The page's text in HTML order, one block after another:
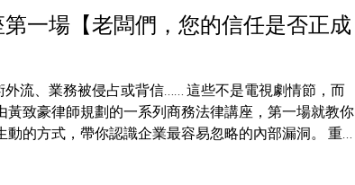
一場【老闆們，您的信任是否正成
流、業務被侵占或背信…… 這些不是電視劇情節，而
黃致豪律師規劃的一系列商務法律講座，第一場就教你
的方式，帶你認識企業最容易忽略的內部漏洞。 重點